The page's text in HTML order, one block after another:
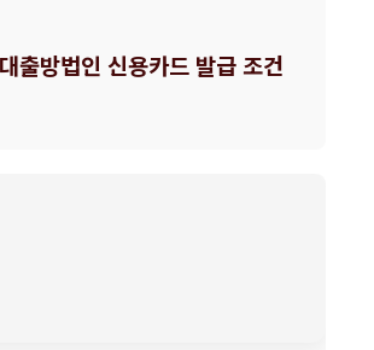
출방법인 신용카드 발급 조건